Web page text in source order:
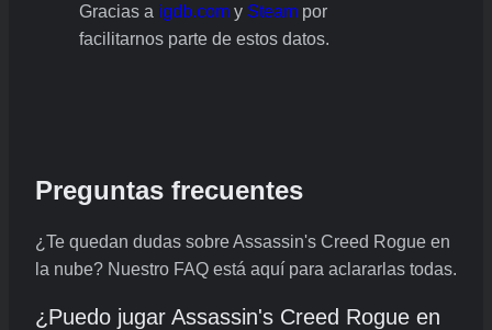
Gracias a igdb.com y Steam por
facilitarnos parte de estos datos.
Preguntas frecuentes
¿Te quedan dudas sobre Assassin's Creed Rogue en
la nube? Nuestro FAQ está aquí para aclararlas todas.
¿Puedo jugar Assassin's Creed Rogue en